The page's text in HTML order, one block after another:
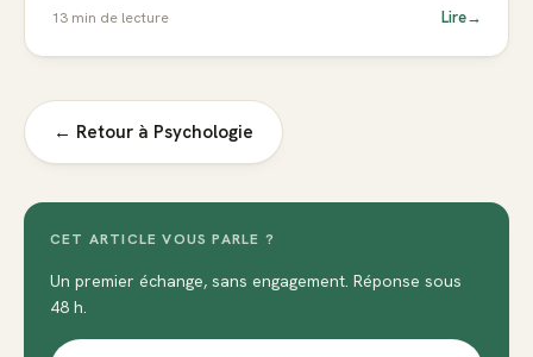
13 min de lecture Lire→
← Retour à Psychologie
CET ARTICLE VOUS PARLE ?
Un premier échange, sans engagement. Réponse sous
48 h.